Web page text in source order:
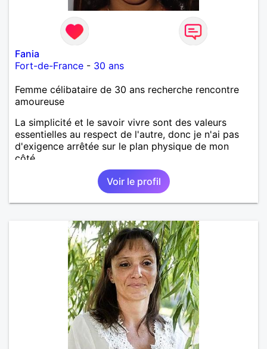
Fania
Fort-de-France - 30 ans
Femme célibataire de 30 ans recherche rencontre
amoureuse
La simplicité et le savoir vivre sont des valeurs
essentielles au respect de l'autre, donc je n'ai pas
d'exigence arrêtée sur le plan physique de mon
côté.
Voir le profil